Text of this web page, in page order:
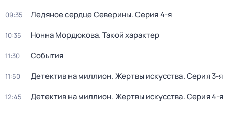
09:35 Ледяное сердце Северины. Серия 4-я
10:35 Нонна Мордюкова. Такой характер
11:30 События
11:50 Детектив на миллион. Жертвы искусства. Серия 3-я
12:45 Детектив на миллион. Жертвы искусства. Серия 4-я